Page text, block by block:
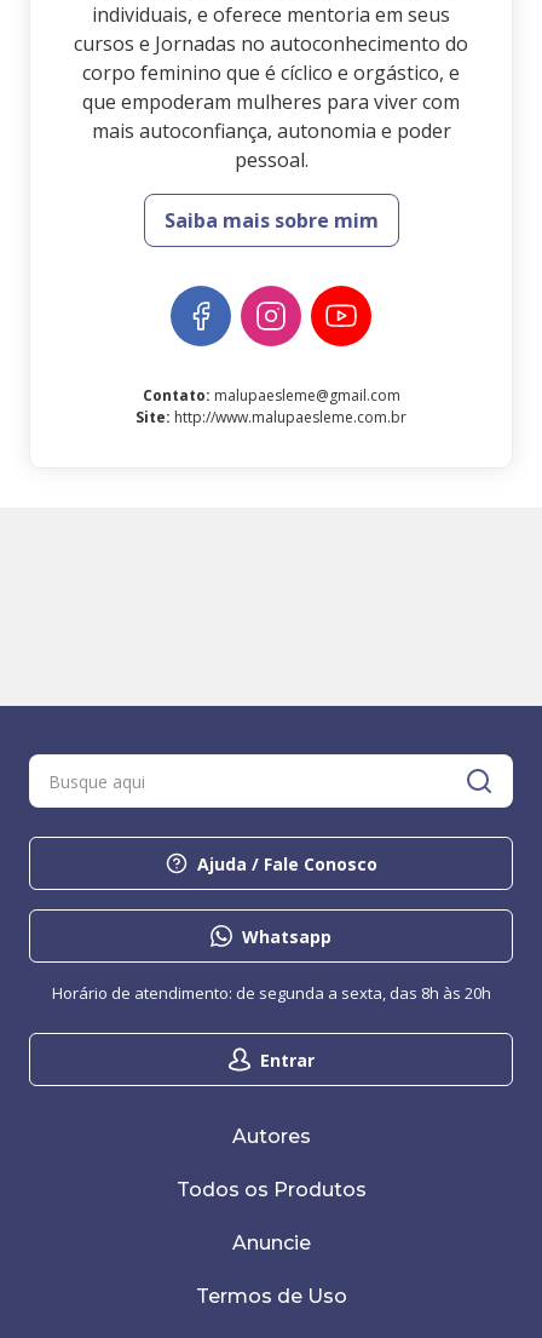
individuais, e oferece mentoria em seus
cursos e Jornadas no autoconhecimento do
corpo feminino que é cíclico e orgástico, e
que empoderam mulheres para viver com
mais autoconfiança, autonomia e poder
pessoal.
Saiba mais sobre mim
Contato: malupaesleme@gmail.com
Site: http://www.malupaesleme.com.br
Ajuda / Fale Conosco
Whatsapp
Entrar
Horário de atendimento: de segunda a sexta, das 8h às 20h
Autores
Todos os Produtos
Anuncie
Termos de Uso